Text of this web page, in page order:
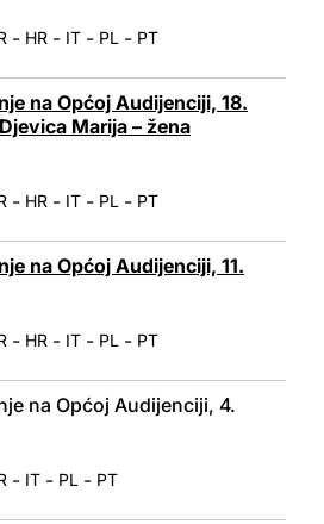
- HR - IT - PL - PT
na Općoj Audijenciji, 18.
Marija – žena
- HR - IT - PL - PT
na Općoj Audijenciji, 11.
- HR - IT - PL - PT
na Općoj Audijenciji, 4.
- IT - PL - PT